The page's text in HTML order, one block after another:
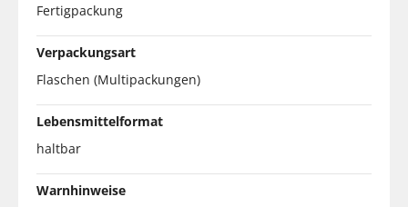
Fertigpackung
Verpackungsart
Flaschen (Multipackungen)
Lebensmittelformat
haltbar
Warnhinweise